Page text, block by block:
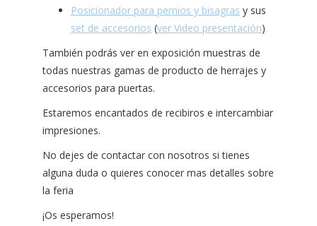
Posicionador para pernios y bisagras y sus
set de accesorios (ver Video presentación)
También podrás ver en exposición muestras de
todas nuestras gamas de producto de herrajes y
accesorios para puertas.
Estaremos encantados de recibiros e intercambiar
impresiones.
No dejes de contactar con nosotros si tienes
alguna duda o quieres conocer mas detalles sobre
la feria
¡Os esperamos!